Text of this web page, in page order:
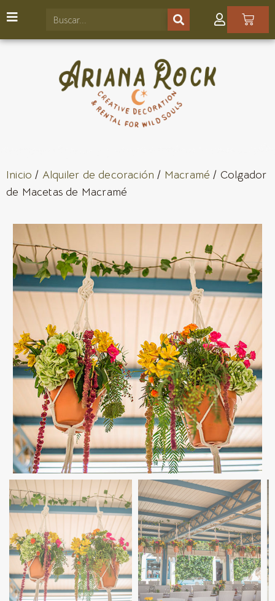
Inicio / Alquiler de decoración / Macramé / Colgador
de Macetas de Macramé